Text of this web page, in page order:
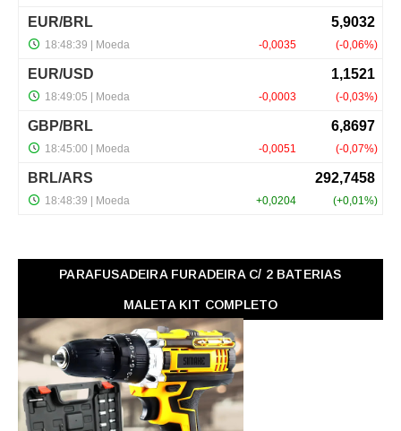
PARAFUSADEIRA FURADEIRA C/ 2 BATERIAS
MALETA KIT COMPLETO